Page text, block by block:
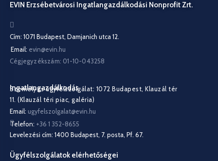
EVIN Erzsébetvárosi Ingatlangazdálkodási Nonprofit Zrt.
Cím: 1071 Budapest, Damjanich utca 12.
Email: evin@evin.hu
Cégjegyzékszám: 01-10-043258
Ingatlangazdálkodás
Személyes ügyfélszolgálat: 1072 Budapest, Klauzál tér
11. (Klauzál téri piac, galéria)
Email: ugyfelszolgalat@evin.hu
Telefon: +36 1 352-8655
Levelezési cím: 1400 Budapest, 7. posta, Pf. 67.
Ügyfélszolgálatok elérhetőségei